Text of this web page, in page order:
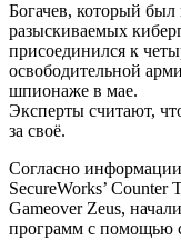
Богачев, который
разыскиваемых
присоединился к
освободительной
шпионаже в мае.
Эксперты считают,
за своё.
Согласно
SecureWorks’ Counter
Gameover Zeus,
программ с помощью